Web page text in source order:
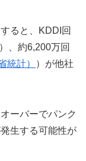
ると、KDDI回
、約6,200万回
統計）
）が他社
ーバーでパンク
生する可能性が